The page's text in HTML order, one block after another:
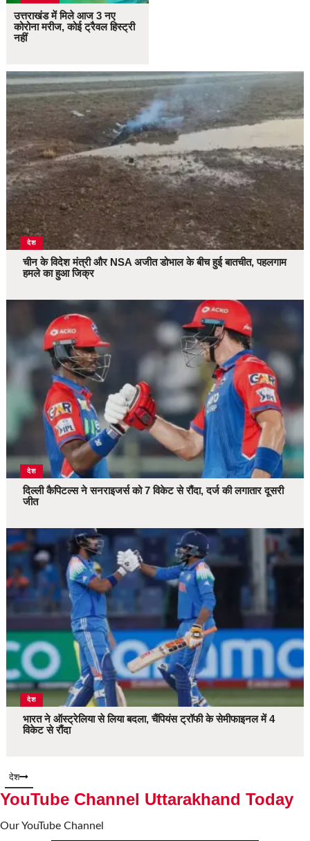
उत्तराखंड में मिले आज 3 नए
कोरोना मरीज, कोई ट्रैवल हिस्ट्री
नहीं
देश
चीन के विदेश मंत्री और NSA अजीत डोभाल के बीच हुई बातचीत, पहलगाम
हमले का हुआ जिक्र
देश
दिल्ली कैपिटल्स ने सनराइजर्स को 7 विकेट से रौंदा, दर्ज की लगातार दूसरी
जीत
देश
भारत ने ऑस्ट्रेलिया से लिया बदला, चैंपियंस ट्रॉफी के सेमीफाइनल में 4
विकेट से रौंदा
देश
YouTube Channel Uttarakhand Today
Our YouTube Channel